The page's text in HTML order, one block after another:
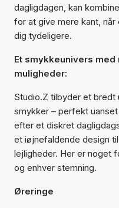
dagligdagen, kan
for at give mere kant, når
dig tydeligere.
Et smykkeunivers med
muligheder:
Studio.Z tilbyder et bredt
smykker – perfekt
efter et diskret
et iøjnefaldende design
lejligheder. Her er noget
og enhver stemning.
Øreringe